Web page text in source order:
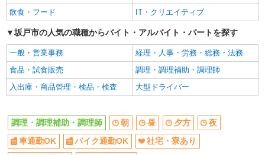
職場見学OKまたは説明会あり
未経験歓迎
経験者・有資格者歓迎
新卒・第二新卒歓迎
女性活躍中
主婦・主夫歓迎
フリーター歓迎
学歴不問
ブランクOK
ミドル（40代～）活躍中
エルダー（50代～）活躍中
シニア（60代～）活躍中
時間固定シフト制
時間や曜日が選べる・シフト自由
禁煙・分煙
交通費支給
飲食・フード
IT・クリエイティブ
坂戸市の人気の職種からバイト・アルバイト・パートを探す
一般・営業事務
経理・人事・労務・総務・法務
食品・試食販売
調理・調理補助・調理師
入出庫・商品管理・検品・検査
大型ドライバー
調理・調理補助・調理師 朝 昼 夕方
夜
車通勤OK
バイク通勤OK
社宅・寮あり